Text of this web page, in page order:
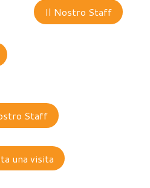
Il Nostro Staff
Staff
una visita